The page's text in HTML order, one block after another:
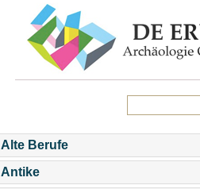
Alte Berufe
Antike